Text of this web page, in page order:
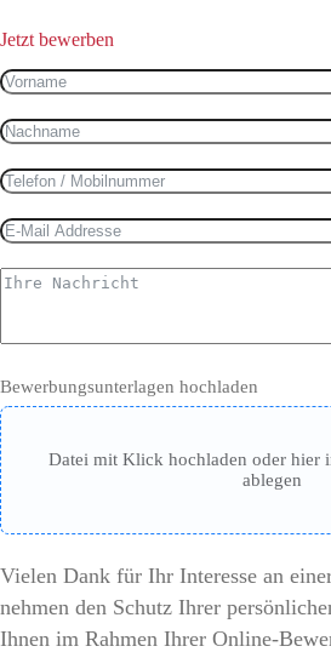
Jetzt bewerben
Bewerbungsunterlagen hochladen
Datei mit Klick hochladen oder hier
ablegen
Vielen Dank für Ihr Interesse an
nehmen den Schutz Ihrer
Ihnen im Rahmen Ihrer Online-